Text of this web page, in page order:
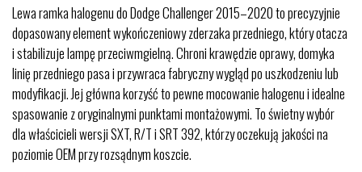
Lewa ramka halogenu do Dodge Challenger 2015–2020 to precyzyjnie
dopasowany element wykończeniowy zderzaka przedniego, który otacza
i stabilizuje lampę przeciwmgielną. Chroni krawędzie oprawy, domyka
linię przedniego pasa i przywraca fabryczny wygląd po uszkodzeniu lub
modyfikacji. Jej główna korzyść to pewne mocowanie halogenu i idealne
spasowanie z oryginalnymi punktami montażowymi. To świetny wybór
dla właścicieli wersji SXT, R/T i SRT 392, którzy oczekują jakości na
poziomie OEM przy rozsądnym koszcie.